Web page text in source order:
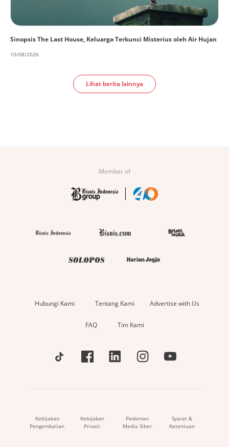
Sinopsis The Last House, Keluarga Terkunci Misterius oleh Air Hujan
10/08/2026
Lihat berita lainnya
Member of
Hubungi Kami Tentang Kami Advertise with Us
FAQ Tim Kami
Kebijakan
Pengembalian
Kebijakan
Privasi
Pedoman
Media Siber
Syarat &
Ketentuan